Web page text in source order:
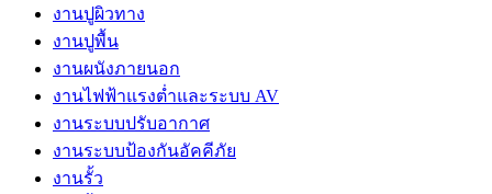
งานปูผิวทาง
งานปูพื้น
งานผนังภายนอก
งานไฟฟ้าแรงต่ำและระบบ AV
งานระบบปรับอากาศ
งานระบบป้องกันอัคคีภัย
งานรั้ว